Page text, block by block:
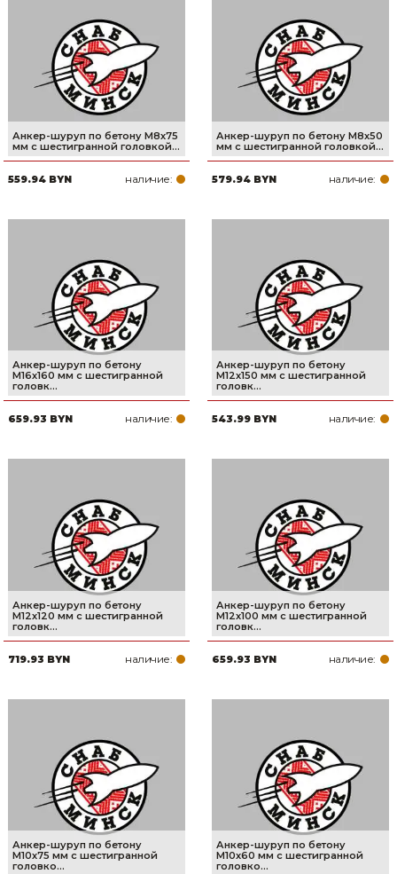
Анкер-шуруп по бетону М8х75
мм с шестигранной головкой...
559.94 BYN наличие:
Анкер-шуруп по бетону М8х50
мм с шестигранной головкой...
579.94 BYN наличие:
Анкер-шуруп по бетону
М16х160 мм с шестигранной
головк...
659.93 BYN наличие:
Анкер-шуруп по бетону
М12х150 мм с шестигранной
головк...
543.99 BYN наличие:
Анкер-шуруп по бетону
М12х120 мм с шестигранной
головк...
719.93 BYN наличие:
Анкер-шуруп по бетону
М12х100 мм с шестигранной
головк...
659.93 BYN наличие:
Анкер-шуруп по бетону
М10х75 мм с шестигранной
головко...
Анкер-шуруп по бетону
М10х60 мм с шестигранной
головко...